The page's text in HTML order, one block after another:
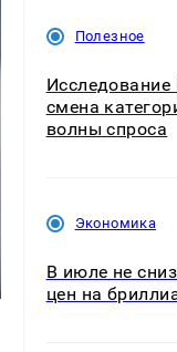
Полезное
смена
волны спроса
Экономика
В июле не
цен на